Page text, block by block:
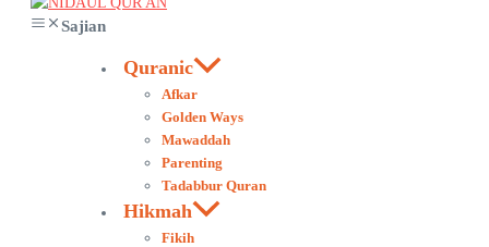
Sajian
Quranic
Afkar
Golden Ways
Mawaddah
Parenting
Tadabbur Quran
Hikmah
Fikih